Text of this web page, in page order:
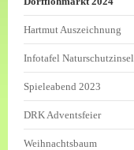
Hartmut Auszeichnung
Infotafel Naturschutzinsel
Spieleabend 2023
DRK Adventsfeier
Weihnachtsbaum